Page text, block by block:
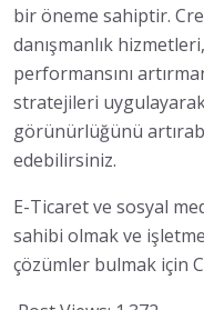
bir öneme sahiptir.
danışmanlık
performansını
stratejileri
görünürlüğünü
edebilirsiniz.
E-Ticaret ve sosyal
sahibi olmak ve
çözümler bulmak için